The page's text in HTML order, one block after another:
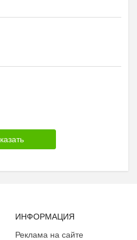
ИНФОРМАЦИЯ
Реклама на сайте